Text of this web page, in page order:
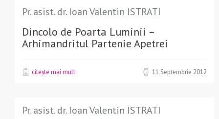
Pr. asist. dr. Ioan Valentin ISTRATI
Dincolo de Poarta Luminii –
Arhimandritul Partenie Apetrei
citește mai mult 11 Septembrie 2012
Pr. asist. dr. Ioan Valentin ISTRATI